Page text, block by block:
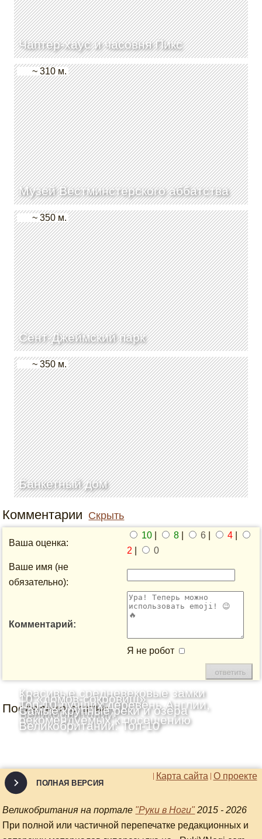
Чаптер-хаус и часовня Пикс
Музей Вестминстерского аббатства
~ 310 м.
Сент-Джеймский парк
~ 350 м.
Банкетный дом
~ 350 м.
Комментарии Скрыть
Ваша оценка:
10 8 6 4
2
0
Ваше имя (не
обязательно):
Комментарий:
Я не робот
Последние статьи
Красивые средневековые замки
Шотландии: Топ-10
10 «домов-сокровищ»
Великобритании
Топ-10 лучших деревень Англии,
рекомендуемых к посещению
Самые крупные реки и озёра
Великобритании: Топ-10
О проекте
Карта сайта
ПОЛНАЯ ВЕРСИЯ
Великобритания на портале "Руки в Ноги" 2015 - 2026
При полной или частичной перепечатке редакционных и